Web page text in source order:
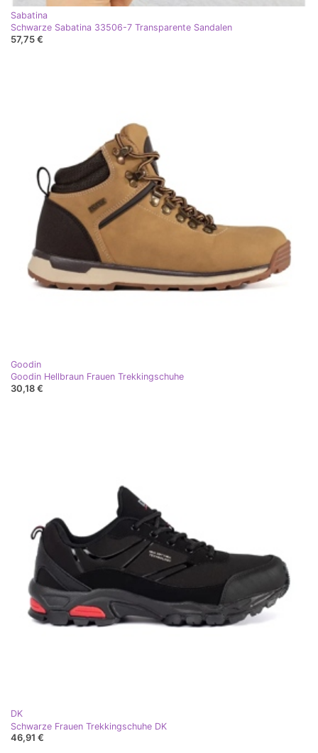
Sabatina
Schwarze Sabatina 33506-7 Transparente Sandalen
57,75 €
Goodin
Goodin Hellbraun Frauen Trekkingschuhe
30,18 €
DK
Schwarze Frauen Trekkingschuhe DK
46,91 €